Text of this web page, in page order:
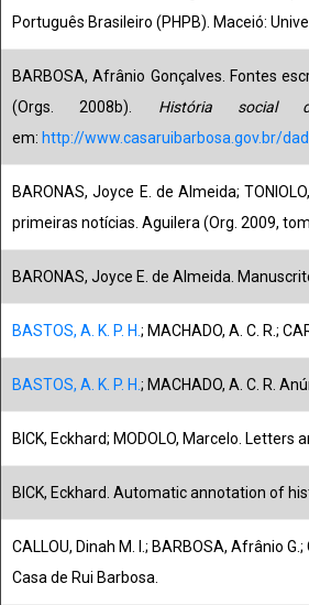
Português Brasileiro (PHPB). Maceió:
BARBOSA, Afrânio Gonçalves. Fontes
(Orgs. 2008b). História social
em: http://www.casaruibarbosa.gov.br/
BARONAS, Joyce E. de Almeida;
primeiras notícias. Aguilera (Org. 2009,
BARONAS, Joyce E. de Almeida.
BASTOS, A. K. P. H.; MACHADO, A. C. R.;
BASTOS, A. K. P. H.; MACHADO, A. C. R.
BICK, Eckhard; MODOLO, Marcelo.
BICK, Eckhard. Automatic annotation of
CALLOU, Dinah M. I.; BARBOSA, Afrânio
Casa de Rui Barbosa.